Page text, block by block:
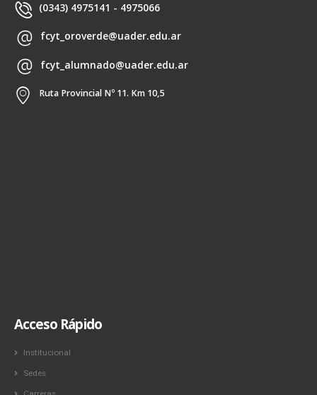
(0343) 4975141 - 4975066
fcyt_oroverde@uader.edu.ar
fcyt_alumnado@uader.edu.ar
Ruta Provincial Nº 11. Km 10,5
Acceso Rápido
Institucional
Sedes